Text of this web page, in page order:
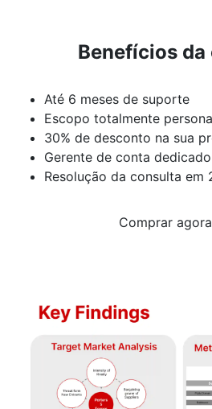
Benefícios da
Até 6 meses de suporte
Escopo totalmente
30% de desconto na sua
Gerente de conta dedicado
Resolução da consulta em
Comprar agora